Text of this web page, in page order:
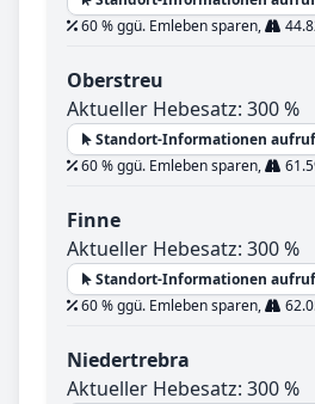
60 % ggü. Emleben sparen,
Oberstreu
Aktueller Hebesatz: 300 %
Standort-Informationen
60 % ggü. Emleben sparen,
Finne
Aktueller Hebesatz: 300 %
Standort-Informationen
60 % ggü. Emleben sparen,
Niedertrebra
Aktueller Hebesatz: 300 %